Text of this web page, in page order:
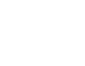
von der
solchen Rücktritts
geltend gemacht,
Tage vor